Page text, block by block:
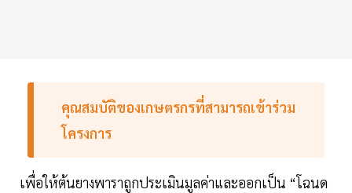
คุณสมบัติของเกษตรกรที่สามารถเข้าร่วม
โครงการ
เพื่อให้ต้นยางพาราถูกประเมินมูลค่าและออกเป็น “โฉนด